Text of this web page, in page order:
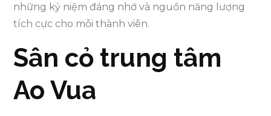
những kỷ niệm đáng nhớ và nguồn năng lượng
tích cực cho mỗi thành viên.
Sân cỏ trung tâm
Ao Vua